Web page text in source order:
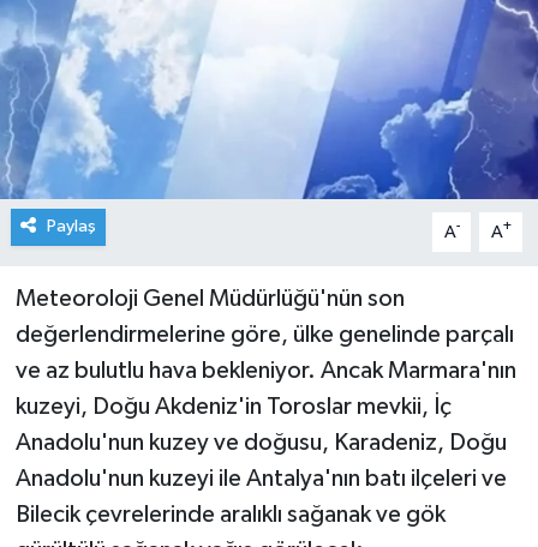
Paylaş A- A+
Meteoroloji Genel Müdürlüğü'nün son
değerlendirmelerine göre, ülke genelinde parçalı
ve az bulutlu hava bekleniyor. Ancak Marmara'nın
kuzeyi, Doğu Akdeniz'in Toroslar mevkii, İç
Anadolu'nun kuzey ve doğusu, Karadeniz, Doğu
Anadolu'nun kuzeyi ile Antalya'nın batı ilçeleri ve
Bilecik çevrelerinde aralıklı sağanak ve gök